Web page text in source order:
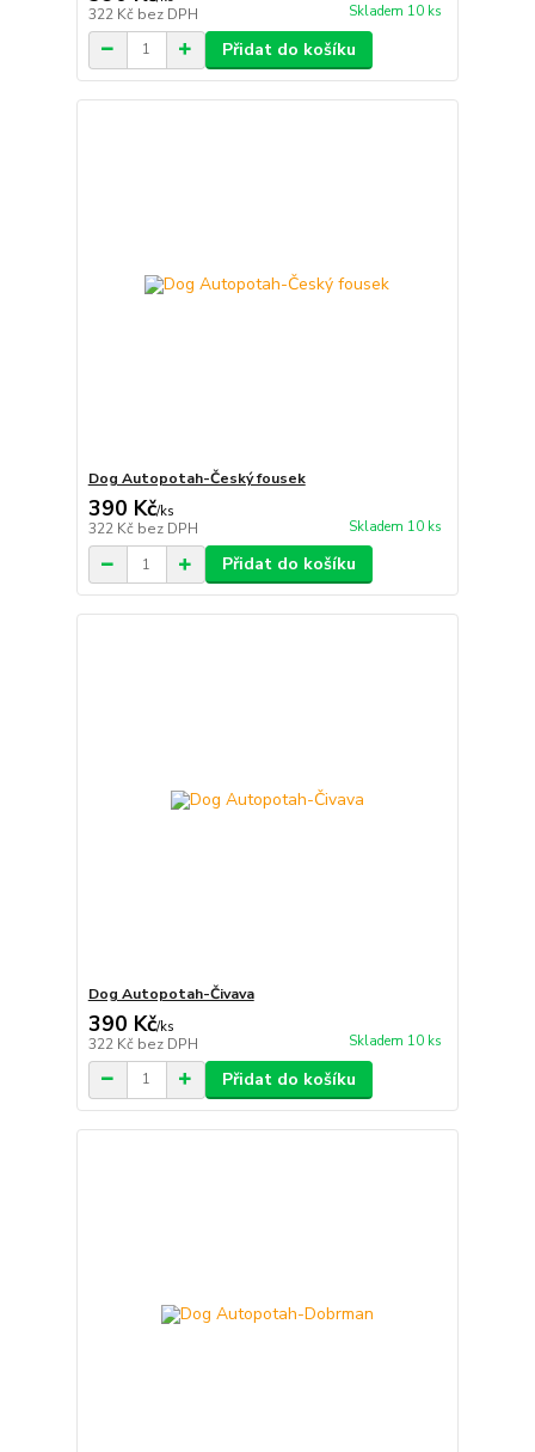
322 Kč bez DPH Skladem 10 ks
Přidat do košíku
Dog Autopotah-Český fousek
390 Kč/ks
322 Kč bez DPH Skladem 10 ks
Přidat do košíku
Dog Autopotah-Čivava
390 Kč/ks
322 Kč bez DPH Skladem 10 ks
Přidat do košíku